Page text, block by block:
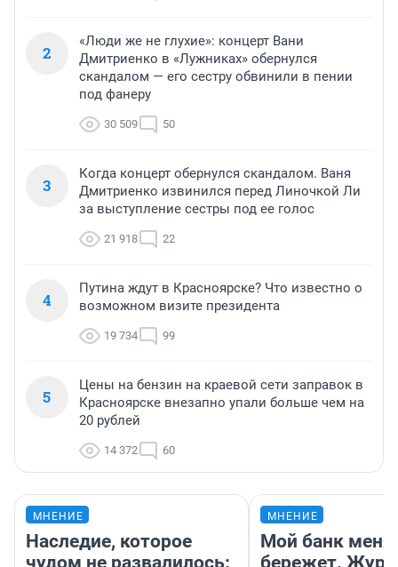
2
«Люди же не глухие»: концерт Вани
Дмитриенко в «Лужниках» обернулся
скандалом — его сестру обвинили в пении
под фанеру
30 509 50
3
Когда концерт обернулся скандалом. Ваня
Дмитриенко извинился перед Линочкой Ли
за выступление сестры под ее голос
21 918 22
4
Путина ждут в Красноярске? Что известно о
возможном визите президента
19 734 99
5
Цены на бензин на краевой сети заправок в
Красноярске внезапно упали больше чем на
20 рублей
14 372 60
МНЕНИЕ
Наследие, которое
МНЕНИЕ
Мой банк меня